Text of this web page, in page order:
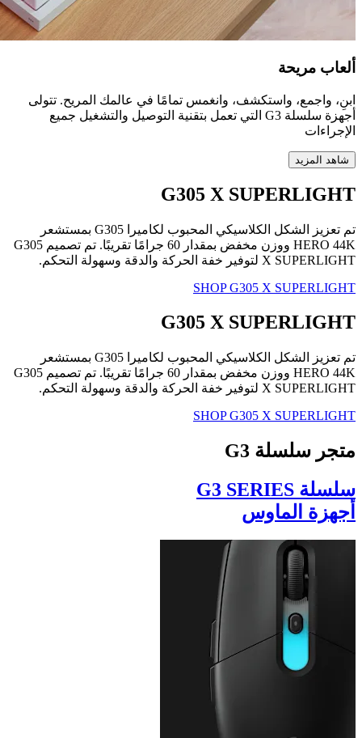
ألعاب مريحة
ابنِ، واجمع، واستكشف، وانغمس تمامًا في عالمك المريح. تتولى
أجهزة سلسلة G3 التي تعمل بتقنية التوصيل والتشغيل جميع
الإجراءات
شاهد المزيد
G305 X SUPERLIGHT
تم تعزيز الشكل الكلاسيكي المحبوب لكاميرا G305 بمستشعر
HERO 44K ووزن مخفض بمقدار 60 جرامًا تقريبًا. تم تصميم G305
X SUPERLIGHT لتوفير خفة الحركة والدقة وسهولة التحكم.
SHOP G305 X SUPERLIGHT
G305 X SUPERLIGHT
تم تعزيز الشكل الكلاسيكي المحبوب لكاميرا G305 بمستشعر
HERO 44K ووزن مخفض بمقدار 60 جرامًا تقريبًا. تم تصميم G305
X SUPERLIGHT لتوفير خفة الحركة والدقة وسهولة التحكم.
SHOP G305 X SUPERLIGHT
متجر سلسلة G3
سلسلة G3 SERIES
أجهزة الماوس